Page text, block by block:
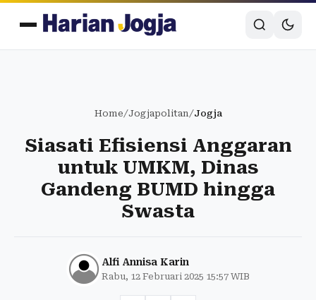
Home/Jogjapolitan/Jogja
Siasati Efisiensi Anggaran
untuk UMKM, Dinas
Gandeng BUMD hingga
Swasta
Alfi Annisa Karin
Rabu, 12 Februari 2025 15:57 WIB